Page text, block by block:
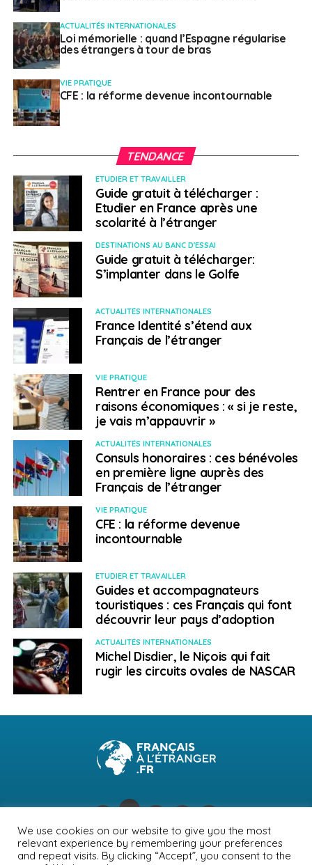
ACTUALITÉS INTERNATIONALES
Loi mémorielle : quand l’Espagne régularise
des étrangers à tour de bras
VIE PRATIQUE
CFE : la réforme devenue incontournable
TENDANCE
ETUDIER ET TRAVAILLER
Guide gratuit à télécharger :
Etudier en France après une
scolarité à l’étranger
DESTINATIONS AU BANC D'ESSAI
Guide gratuit à télécharger:
S’implanter dans le Golfe
ACTUALITÉS INTERNATIONALES
France Identité s’étend aux
Français de l’étranger
VIE PRATIQUE
Rentrer en France pour des
raisons économiques : « si je reste,
je vais m’appauvrir »
ACTUALITÉS INTERNATIONALES
Consuls honoraires : ces bénévoles
en première ligne auprès des
Français de l’étranger
VIE PRATIQUE
CFE : la réforme devenue
incontournable
ETUDIER ET TRAVAILLER
Guides et accompagnateurs
touristiques : ces Français qui font
découvrir leur pays d’adoption
ACTUALITÉS INTERNATIONALES
Michel Disdier, le Niçois qui fait
rugir les circuits ovales de NASCAR
NEWSLETTER PUBLICITÉ CONTACTS MENTIONS LÉGALES
We use cookies on our website to give you the most
relevant experience by remembering your preferences
and repeat visits. By clicking “Accept”, you consent to the